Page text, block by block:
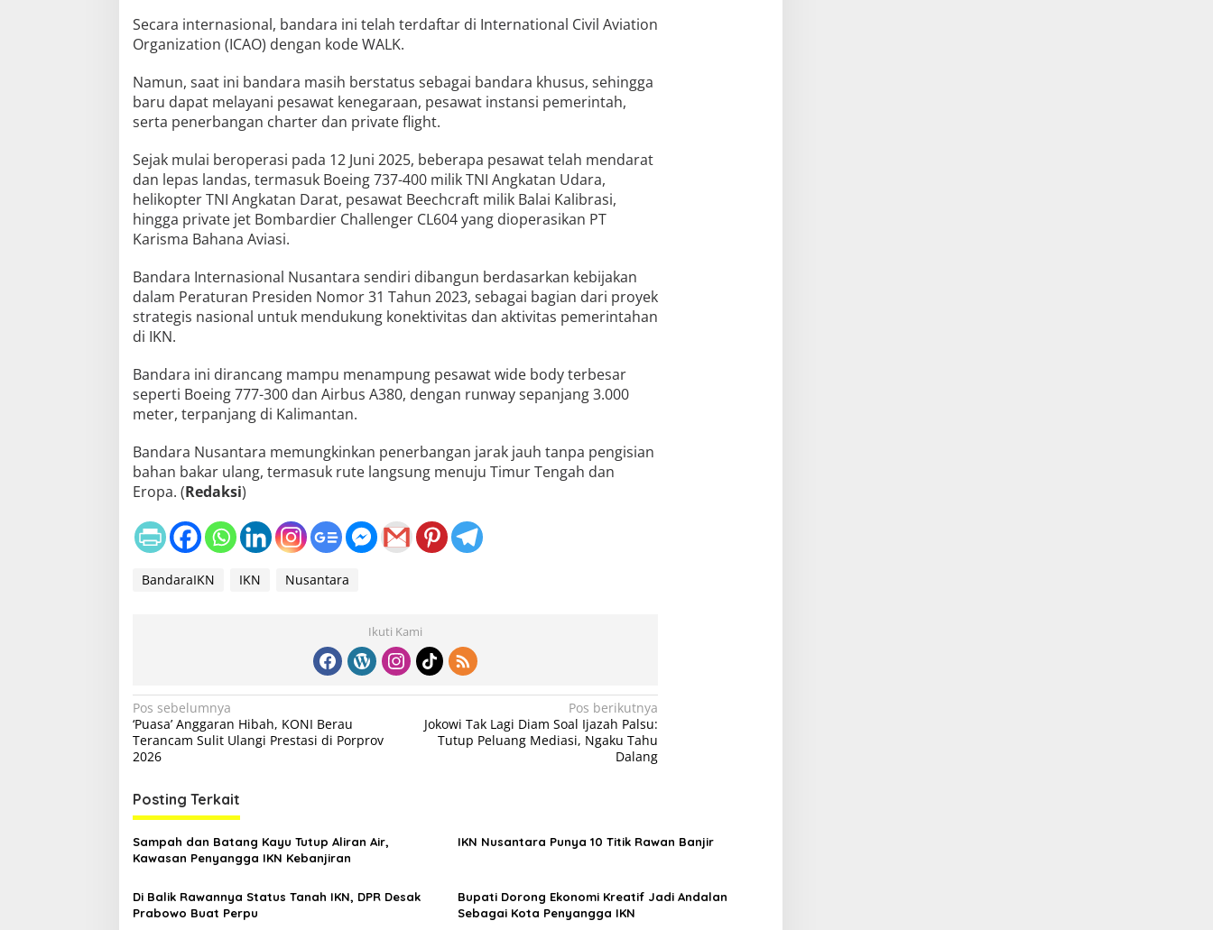
Secara internasional, bandara ini telah terdaftar di International Civil Aviation
Organization (ICAO) dengan kode WALK.
Namun, saat ini bandara masih berstatus sebagai bandara khusus, sehingga
baru dapat melayani pesawat kenegaraan, pesawat instansi pemerintah,
serta penerbangan charter dan private flight.
Sejak mulai beroperasi pada 12 Juni 2025, beberapa pesawat telah mendarat
dan lepas landas, termasuk Boeing 737-400 milik TNI Angkatan Udara,
helikopter TNI Angkatan Darat, pesawat Beechcraft milik Balai Kalibrasi,
hingga private jet Bombardier Challenger CL604 yang dioperasikan PT
Karisma Bahana Aviasi.
Bandara Internasional Nusantara sendiri dibangun berdasarkan kebijakan
dalam Peraturan Presiden Nomor 31 Tahun 2023, sebagai bagian dari proyek
strategis nasional untuk mendukung konektivitas dan aktivitas pemerintahan
di IKN.
Bandara ini dirancang mampu menampung pesawat wide body terbesar
seperti Boeing 777-300 dan Airbus A380, dengan runway sepanjang 3.000
meter, terpanjang di Kalimantan.
Bandara Nusantara memungkinkan penerbangan jarak jauh tanpa pengisian
bahan bakar ulang, termasuk rute langsung menuju Timur Tengah dan
Eropa. (Redaksi)
BandaraIKN IKN Nusantara
Ikuti Kami
N
a
v
i
g
a
s
i
p
Pos sebelumnya
‘Puasa’ Anggaran Hibah, KONI Berau
Terancam Sulit Ulangi Prestasi di Porprov
2026
Pos berikutnya
Jokowi Tak Lagi Diam Soal Ijazah Palsu:
Tutup Peluang Mediasi, Ngaku Tahu
Dalang
Posting Terkait
Sampah dan Batang Kayu Tutup Aliran Air,
Kawasan Penyangga IKN Kebanjiran
IKN Nusantara Punya 10 Titik Rawan Banjir
Di Balik Rawannya Status Tanah IKN, DPR Desak
Prabowo Buat Perpu
Bupati Dorong Ekonomi Kreatif Jadi Andalan
Sebagai Kota Penyangga IKN